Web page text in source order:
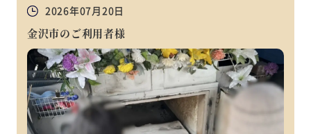
2026年07月20日
金沢市のご利用者様